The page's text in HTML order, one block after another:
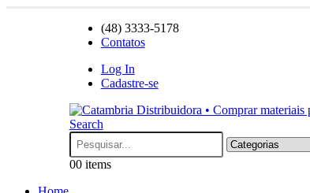
(48) 3333-5178
Contatos
Log In
Cadastre-se
Search
00 items